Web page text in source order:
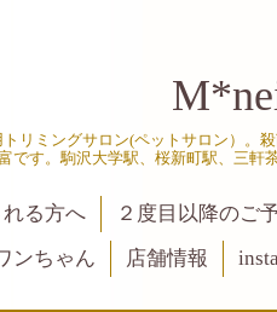
リミングサロン(ペットサロン）。
です。駒沢大学駅、桜新町駅、三軒
る方へ ２度目以降のご
ンちゃん
店舗情報